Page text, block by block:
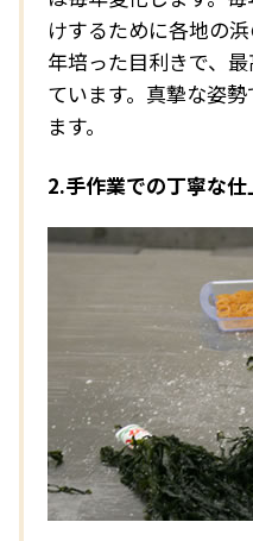
けするために各地の
年培った目利きで、
ています。真摯な姿
ます。
2.手作業での丁寧な仕